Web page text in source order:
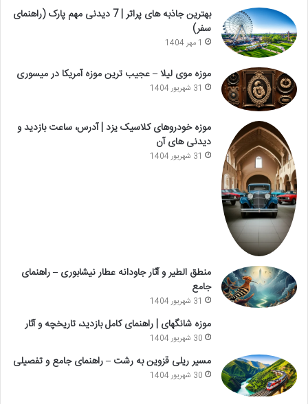
بهترین جاذبه های پراتر | 7 دیدنی مهم پارک (راهنمای
سفر)
1 مهر 1404
موزه موی لیلا – عجیب ترین موزه آمریکا در میسوری
31 شهریور 1404
موزه خودروهای کلاسیک یزد | آدرس، ساعت بازدید و
دیدنی های آن
31 شهریور 1404
منطق الطیر و آثار جاودانه عطار نیشابوری – راهنمای
جامع
31 شهریور 1404
موزه شانگهای | راهنمای کامل بازدید، تاریخچه و آثار
30 شهریور 1404
مسیر ریلی قزوین به رشت – راهنمای جامع و تفصیلی
30 شهریور 1404